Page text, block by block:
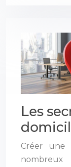
Les
Créer une
nombreux